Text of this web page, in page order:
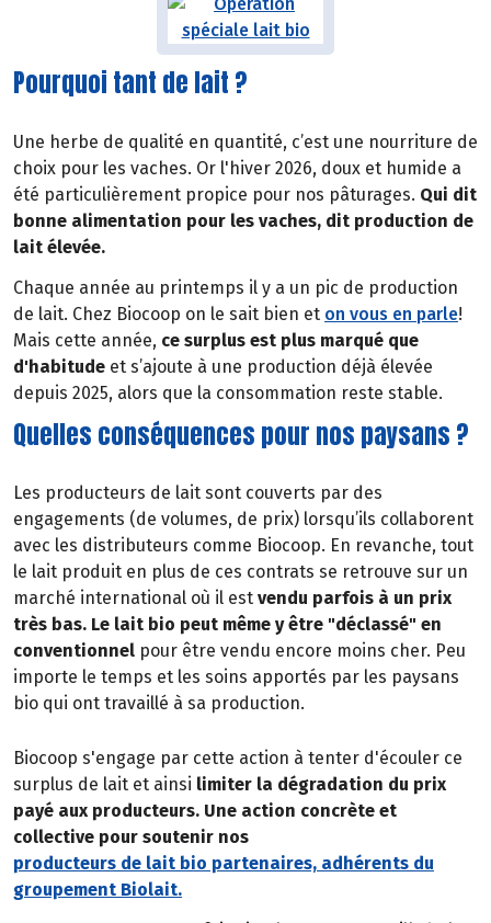
Pourquoi tant de lait ?
Une herbe de qualité en quantité, c’est une nourriture de
choix pour les vaches. Or l'hiver 2026, doux et humide a
été particulièrement propice pour nos pâturages. Qui dit
bonne alimentation pour les vaches, dit production de
lait élevée.
Chaque année au printemps il y a un pic de production
de lait. Chez Biocoop on le sait bien et on vous en parle!
Mais cette année, ce surplus est plus marqué que
d'habitude et s’ajoute à une production déjà élevée
depuis 2025, alors que la consommation reste stable.
Quelles conséquences pour nos paysans ?
Les producteurs de lait sont couverts par des
engagements (de volumes, de prix) lorsqu’ils collaborent
avec les distributeurs comme Biocoop. En revanche, tout
le lait produit en plus de ces contrats se retrouve sur un
marché international où il est vendu parfois à un prix
très bas. Le lait bio peut même y être "déclassé" en
conventionnel pour être vendu encore moins cher. Peu
importe le temps et les soins apportés par les paysans
bio qui ont travaillé à sa production.
Biocoop s'engage par cette action à tenter d'écouler ce
surplus de lait et ainsi limiter la dégradation du prix
payé aux producteurs. Une action concrète et
collective pour soutenir nos
producteurs de lait bio partenaires, adhérents du
groupement Biolait.